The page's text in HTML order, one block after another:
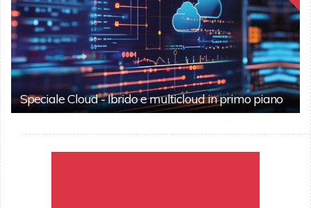
Speciale Cloud - Ibrido e multicloud in primo piano